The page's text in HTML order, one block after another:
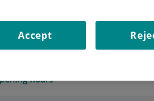
hours
Accept